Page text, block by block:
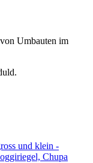
Umbauten im